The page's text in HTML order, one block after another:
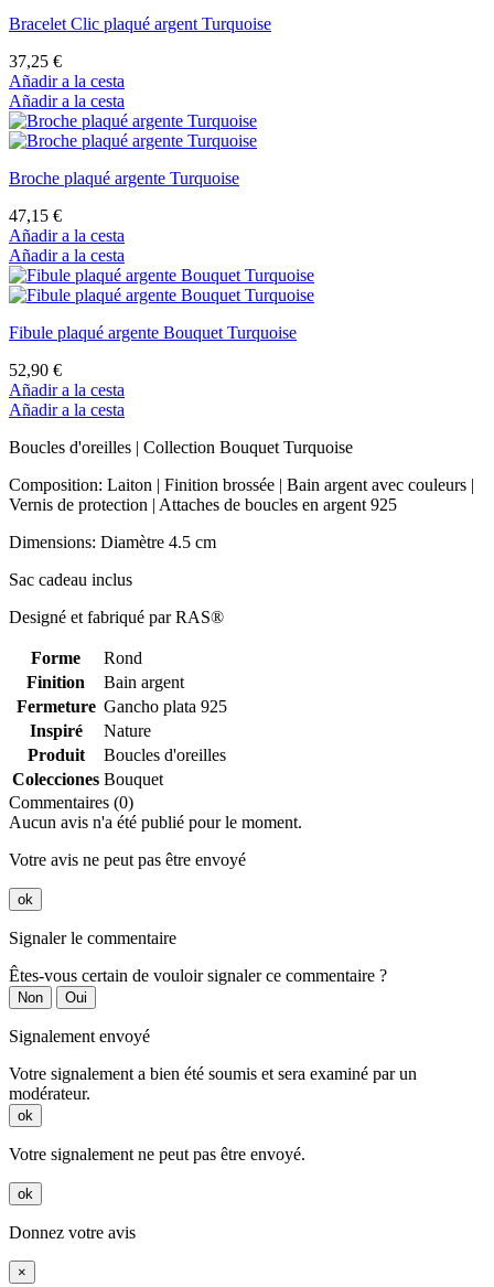
Bracelet Clic plaqué argent Turquoise
37,25 €
Añadir a la cesta
Añadir a la cesta
Broche plaqué argente Turquoise
47,15 €
Añadir a la cesta
Añadir a la cesta
Fibule plaqué argente Bouquet Turquoise
52,90 €
Añadir a la cesta
Añadir a la cesta
Boucles d'oreilles | Collection Bouquet Turquoise
Composition: Laiton | Finition brossée | Bain argent avec couleurs |
Vernis de protection | Attaches de boucles en argent 925
Dimensions: Diamètre 4.5 cm
Sac cadeau inclus
Designé et fabriqué par RAS®
Forme
Rond
Finition
Bain argent
Fermeture Gancho plata 925
Inspiré
Nature
Produit
Boucles d'oreilles
Colecciones Bouquet
Commentaires (0)
Aucun avis n'a été publié pour le moment.
Votre avis ne peut pas être envoyé
ok
Signaler le commentaire
Êtes-vous certain de vouloir signaler ce commentaire ?
Non Oui
Signalement envoyé
Votre signalement a bien été soumis et sera examiné par un
modérateur.
ok
Votre signalement ne peut pas être envoyé.
ok
Donnez votre avis
×